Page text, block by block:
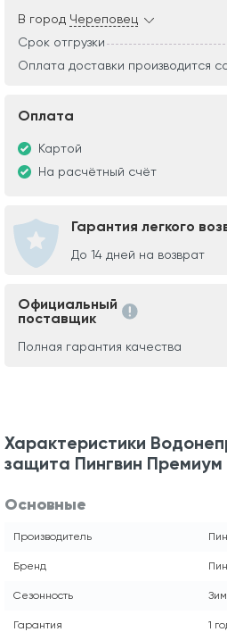
В город Череповец
Срок отгрузки
Оплата доставки производится
Оплата
Картой
На расчётный счёт
Гарантия легкого
До 14 дней на возврат
Официальный
поставщик
Полная гарантия качества
Характеристики
защита Пингвин Премиум
Основные
Производитель
Бренд
Сезонность
Гарантия 1